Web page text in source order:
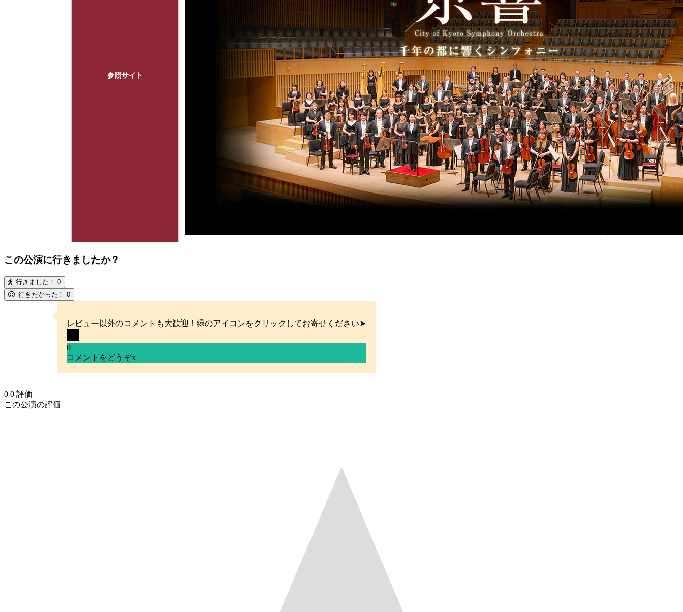
参照サイト 1956年4月に日本で唯一の自治体直営のオーケストラとして創立された京都市交響楽団の公式サイト。
www.kyoto-symphony.jp
この公演に行きましたか？
行きました！ 0
行きたかった！ 0
レビュー以外のコメントも大歓迎！緑のアイコンをクリックしてお寄せください➤
0
コメントをどうぞx
0 0 評価
この公演の評価